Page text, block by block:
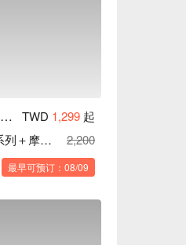
EGO Hair 自我髮藝 內湖館｜藝人網紅名店 TWD 1,299 起
日本資生堂護髮｜鏡光女神系列＋摩洛哥油
2,200
最早可预订：08/09